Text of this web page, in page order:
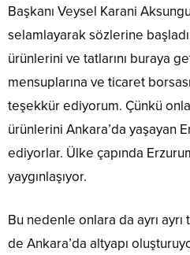
Başkanı Veysel Karani
selamlayarak sözlerine
ürünlerini ve tatlarını buraya
mensuplarına ve ticaret
teşekkür ediyorum. Çünkü
ürünlerini Ankara’da yaşayan
ediyorlar. Ülke çapında
yaygınlaşıyor.
Bu nedenle onlara da ayrı
de Ankara’da altyapı